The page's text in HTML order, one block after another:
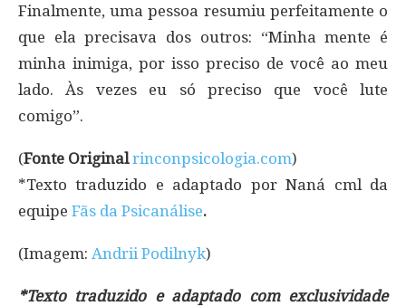
Finalmente, uma pessoa resumiu perfeitamente o
que ela precisava dos outros: “Minha mente é
minha inimiga, por isso preciso de você ao meu
lado. Às vezes eu só preciso que você lute
comigo”.
(Fonte Original rinconpsicologia.com)
*Texto traduzido e adaptado por Naná cml da
equipe Fãs da Psicanálise.
(Imagem: Andrii Podilnyk)
*Texto traduzido e adaptado com exclusividade